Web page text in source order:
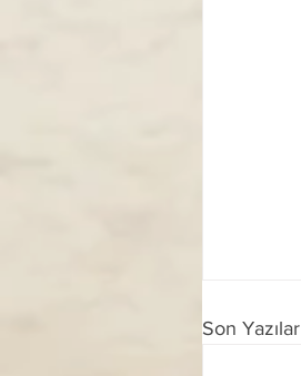
Son Yazılar